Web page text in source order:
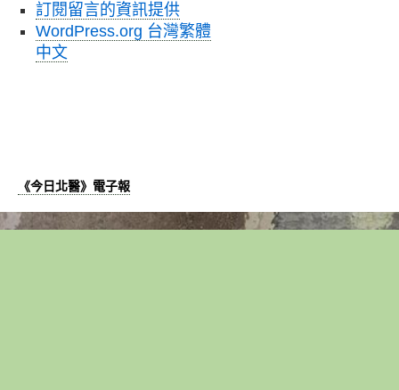
訂閱留言的資訊提供
WordPress.org 台灣繁體
中文
《今日北醫》電子報